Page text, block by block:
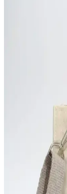
Yüksek kaliteli
3286 Lonia kadın
günlük
Çanta
U16
bag&more Vicky
eksileri, kullanıcı
modelin
BAHELS
Çantası
BAHELS'in siyah
hacmiyle günlük
sunar,
LUNABLU
Çapraz Askılı